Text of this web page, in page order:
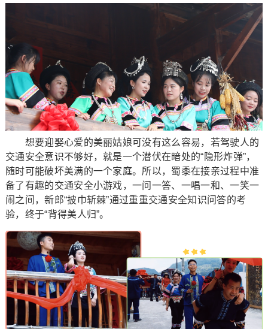
想要迎娶心爱的美丽姑娘可没有这么容易，若驾驶人的
交通安全意识不够好，就是一个潜伏在暗处的“隐形炸弹”，
随时可能破坏美满的一个家庭。所以，蜀黍在接亲过程中准
备了有趣的交通安全小游戏，一问一答、一唱一和、一笑一
闹之间，新郎“披巾斩棘”通过重重交通安全知识问答的考
验，终于“背得美人归”。